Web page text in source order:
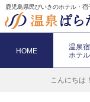
鹿児島県民びいきのホテル・宿
HOME
温泉宿
ホテル
こんにちは！